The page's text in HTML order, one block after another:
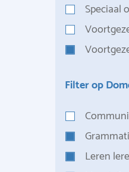
Speciaal
Filter op
Leren